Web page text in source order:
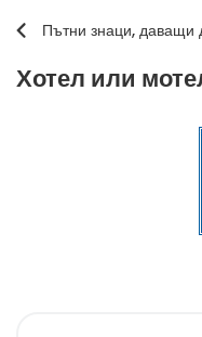
Пътни знаци,
Хотел или